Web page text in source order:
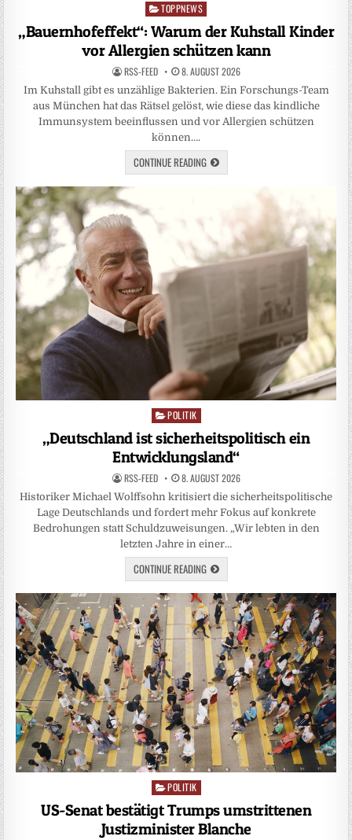
Posted
in
TOPPNEWS
„Bauernhofeffekt“: Warum der Kuhstall Kinder
vor Allergien schützen kann
RSS-FEED 8. AUGUST 2026
Im Kuhstall gibt es unzählige Bakterien. Ein Forschungs-Team
aus München hat das Rätsel gelöst, wie diese das kindliche
Immunsystem beeinflussen und vor Allergien schützen
können….
CONTINUE READING
Posted
POLITIK
„Deutschland ist sicherheitspolitisch ein
Entwicklungsland“
RSS-FEED 8. AUGUST 2026
Historiker Michael Wolffsohn kritisiert die sicherheitspolitische
Lage Deutschlands und fordert mehr Fokus auf konkrete
Bedrohungen statt Schuldzuweisungen. „Wir lebten in den
letzten Jahre in einer…
CONTINUE READING
Posted
in
POLITIK
US-Senat bestätigt Trumps umstrittenen
Justizminister Blanche